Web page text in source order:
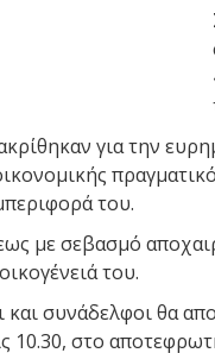
για την
του.
με σεβασμό
του.
και συνάδελφοι θα
10.30, στο